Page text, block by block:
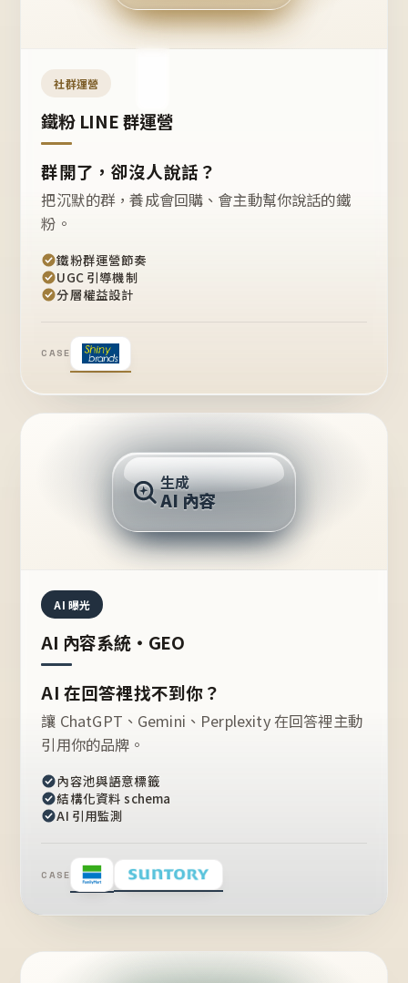
開團
嗎？
社群運營
鐵粉 LINE 群運營
群開了，卻沒人說話？
把沉默的群，養成會回購、會主動幫你說話的鐵
粉。
鐵粉群運營節奏
UGC 引導機制
分層權益設計
CASE
推薦的台灣品牌？
生成
AI 內容
AI 曝光
AI 內容系統・GEO
AI 在回答裡找不到你？
讓 ChatGPT、Gemini、Perplexity 在回答裡主動
引用你的品牌。
內容池與語意標籤
結構化資料 schema
AI 引用監測
CASE